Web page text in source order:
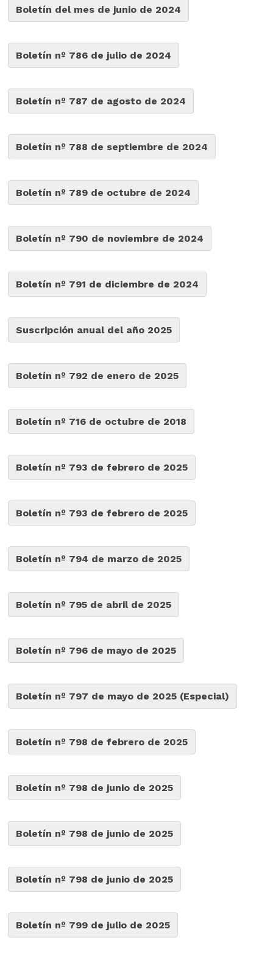
Boletín del mes de junio de 2024
Boletín nº 786 de julio de 2024
Boletín nº 787 de agosto de 2024
Boletín nº 788 de septiembre de 2024
Boletín nº 789 de octubre de 2024
Boletín nº 790 de noviembre de 2024
Boletín nº 791 de diciembre de 2024
Suscripción anual del año 2025
Boletín nº 792 de enero de 2025
Boletín nº 716 de octubre de 2018
Boletín nº 793 de febrero de 2025
Boletín nº 793 de febrero de 2025
Boletín nº 794 de marzo de 2025
Boletín nº 795 de abril de 2025
Boletín nº 796 de mayo de 2025
Boletín nº 797 de mayo de 2025 (Especial)
Boletín nº 798 de febrero de 2025
Boletín nº 798 de junio de 2025
Boletín nº 798 de junio de 2025
Boletín nº 798 de junio de 2025
Boletín nº 799 de julio de 2025